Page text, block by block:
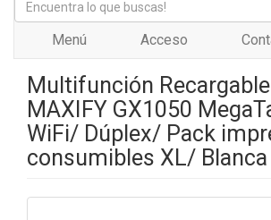
Menú Acceso
Multifunción
MAXIFY GX1050
WiFi/ Dúplex/ Pack
consumibles XL/ Blanca